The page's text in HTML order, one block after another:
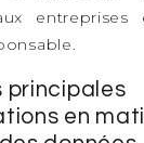
principales
en